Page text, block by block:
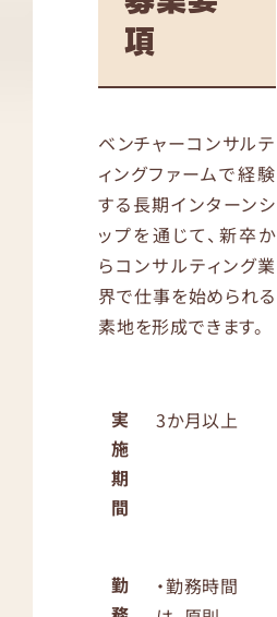
項
ベンチャーコンサルテ
ィングファームで経験
する長期インターンシ
ップを通じて、新卒か
らコンサルティング業
界で仕事を始められる
素地を形成できます。
実
施
期
間
3か月以上
勤
・勤務時間